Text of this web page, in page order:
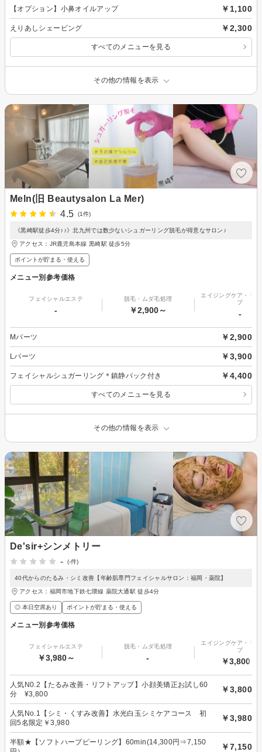
【オプション】小鼻オイルアップ ￥1,100
えりあしシェービング ￥2,300
すべてのメニューを見る
その他の情報を表示
Meln(旧 Beautysalon La Mer)
4.5
(1件)
《黒崎駅徒歩4分♪♪》北九州では数少ないシュガーリング脱毛が得意なサロン♪
アクセス：JR鹿児島本線 黒崎駅 徒歩5分
ポイントが貯まる・使える
メニュー別参考価格
フェイシャルエステ
-
脱毛・ムダ毛処理
￥2,900～
エイジングケア・リ
プ
-
Mパーツ ￥2,900
Lパーツ ￥3,900
フェイシャルシュガーリング＊鎮静パック付き ￥4,400
すべてのメニューを見る
その他の情報を表示
De'sir+シンメトリー
-
(-件)
40代からのたるみ・シミ改善【年齢肌専門フェイシャルサロン：福岡・薬院】
アクセス：福岡市地下鉄七隈線 薬院大通駅 徒歩4分
◎ 本日空席あり ポイントが貯まる・使える
メニュー別参考価格
フェイシャルエステ
￥3,980～
脱毛・ムダ毛処理
-
エイジングケア・リ
プ
￥3,800～
人気N0.2【たるみ改善・リフトアップ】小顔美矯正お試し60
分 ¥3,800
￥3,800
人気No.1【シミ・くすみ改善】水光白玉シミケアコース 初
回5名限定￥3,980
￥3,980
半額★【ソフトハーブピーリング】60min(14,300円⇒7,150
￥7,150